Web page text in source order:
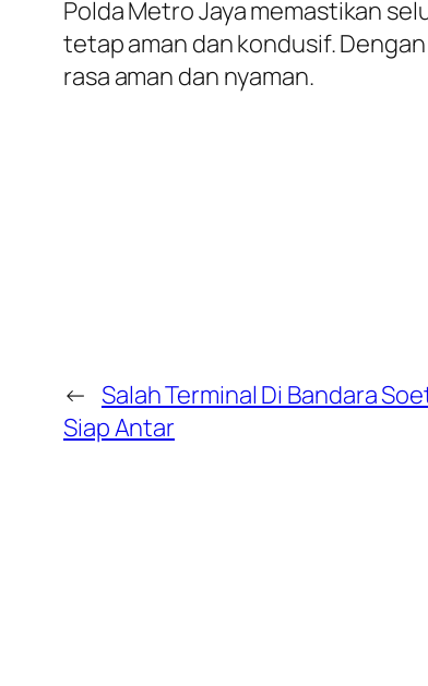
Polda Metro Jaya memastikan
tetap aman dan kondusif.
rasa aman dan nyaman.
← Salah Terminal Di Bandara
Siap Antar